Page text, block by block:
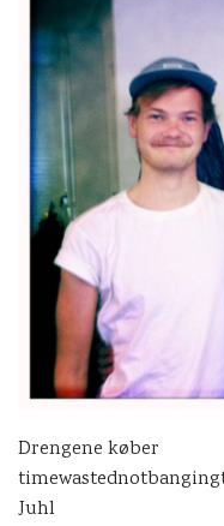
Drengene køber
Juhl